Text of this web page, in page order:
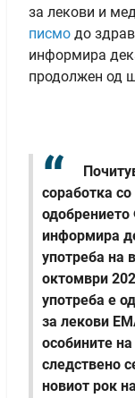
за лекови и
писмо до
информира
продолжен од
соработка
одобрението
информира
употреба на
октомври
употреба е
за лекови
особините
следствено
новиот рок